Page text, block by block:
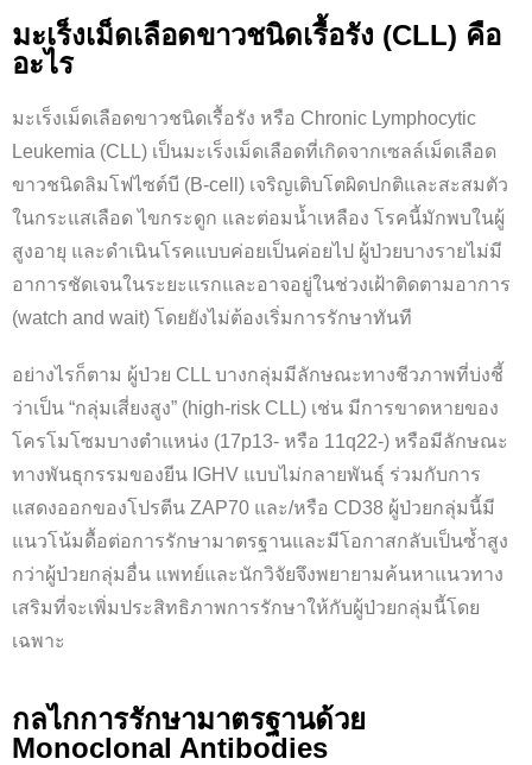
มะเร็งเม็ดเลือดขาวชนิดเรื้อรัง (CLL) คือ
อะไร
มะเร็งเม็ดเลือดขาวชนิดเรื้อรัง หรือ Chronic Lymphocytic
Leukemia (CLL) เป็นมะเร็งเม็ดเลือดที่เกิดจากเซลล์เม็ดเลือด
ขาวชนิดลิมโฟไซต์บี (B-cell) เจริญเติบโตผิดปกติและสะสมตัว
ในกระแสเลือด ไขกระดูก และต่อมน้ำเหลือง โรคนี้มักพบในผู้
สูงอายุ และดำเนินโรคแบบค่อยเป็นค่อยไป ผู้ป่วยบางรายไม่มี
อาการชัดเจนในระยะแรกและอาจอยู่ในช่วงเฝ้าติดตามอาการ
(watch and wait) โดยยังไม่ต้องเริ่มการรักษาทันที
อย่างไรก็ตาม ผู้ป่วย CLL บางกลุ่มมีลักษณะทางชีวภาพที่บ่งชี้
ว่าเป็น “กลุ่มเสี่ยงสูง” (high-risk CLL) เช่น มีการขาดหายของ
โครโมโซมบางตำแหน่ง (17p13- หรือ 11q22-) หรือมีลักษณะ
ทางพันธุกรรมของยีน IGHV แบบไม่กลายพันธุ์ ร่วมกับการ
แสดงออกของโปรตีน ZAP70 และ/หรือ CD38 ผู้ป่วยกลุ่มนี้มี
แนวโน้มดื้อต่อการรักษามาตรฐานและมีโอกาสกลับเป็นซ้ำสูง
กว่าผู้ป่วยกลุ่มอื่น แพทย์และนักวิจัยจึงพยายามค้นหาแนวทาง
เสริมที่จะเพิ่มประสิทธิภาพการรักษาให้กับผู้ป่วยกลุ่มนี้โดย
เฉพาะ
กลไกการรักษามาตรฐานด้วย
Monoclonal Antibodies